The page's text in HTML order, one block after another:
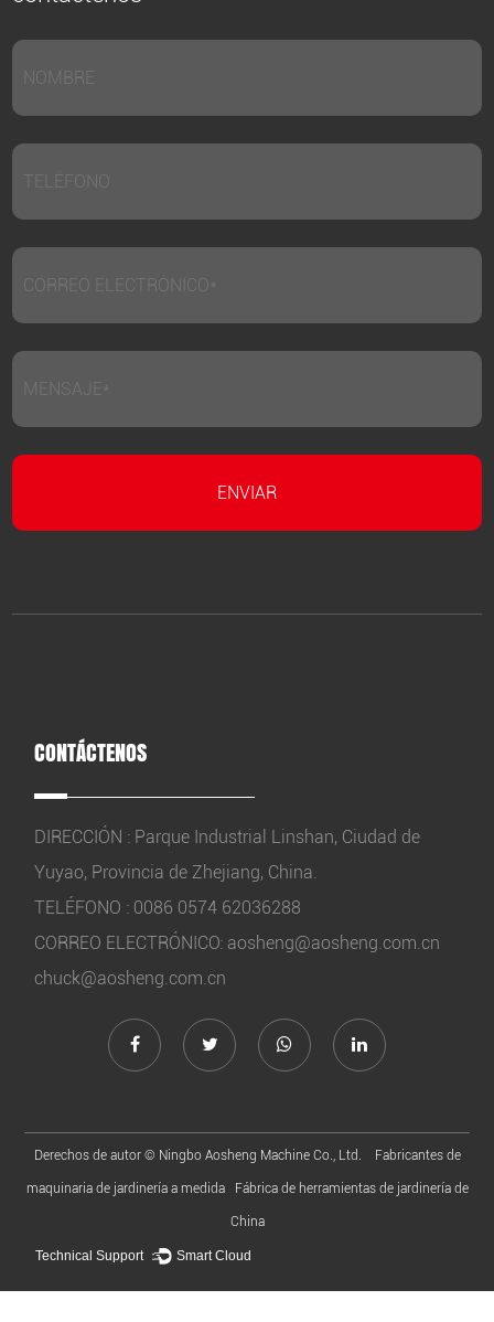
CONTÁCTENOS
DIRECCIÓN : Parque Industrial Linshan, Ciudad de
Yuyao, Provincia de Zhejiang, China.
TELÉFONO : 0086 0574 62036288
CORREO ELECTRÓNICO: aosheng@aosheng.com.cn
chuck@aosheng.com.cn
Derechos de autor © Ningbo Aosheng Machine Co., Ltd. Fabricantes de
maquinaria de jardinería a medida Fábrica de herramientas de jardinería de
China
Technical Support ： Smart Cloud